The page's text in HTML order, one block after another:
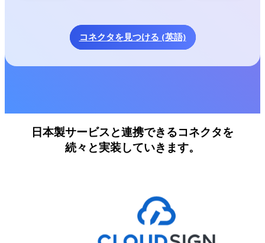
コネクタを見つける (英語)
日本製サービスと連携できるコネクタを
続々と実装していきます。